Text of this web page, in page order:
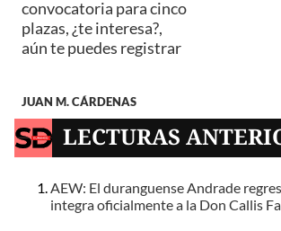
convocatoria para cinco
plazas, ¿te interesa?,
aún te puedes registrar
JUAN M. CÁRDENAS
LECTURAS
AEW: El duranguense Andrade
integra oficialmente a la Don Callis